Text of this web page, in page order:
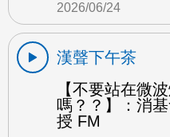
2026/06/24
漢聲下午茶
【不要站在微
嗎？？】：消
授 FM